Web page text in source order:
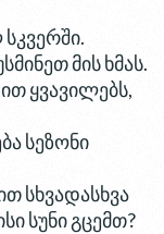
მის ხმას.
ყვავილებს,
სეზონი
სხვადასხვა
სუნი გცემთ?